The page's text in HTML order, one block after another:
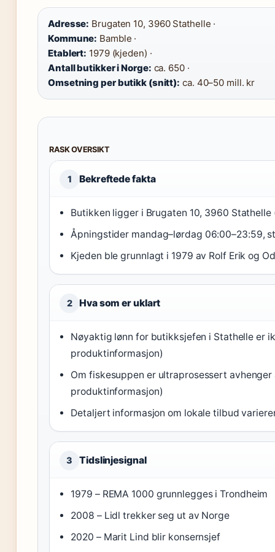
Adresse: Brugaten 10, 3960 Stathelle ·
Kommune: Bamble ·
Etablert: 1979 (kjeden) ·
Antall butikker i Norge: ca. 650 ·
Omsetning per butikk (snitt): ca. 40–50 mill. kr
RASK OVERSIKT
1 Bekreftede fakta
Butikken ligger i Brugaten 10, 3960 Stathelle
Åpningstider mandag–lørdag 06:00–23:59,
Kjeden ble grunnlagt i 1979 av Rolf Erik og
2 Hva som er uklart
Nøyaktig lønn for butikksjefen i Stathelle er
produktinformasjon)
Om fiskesuppen er ultraprosessert
produktinformasjon)
Detaljert informasjon om lokale tilbud
3 Tidslinjesignal
1979 – REMA 1000 grunnlegges i Trondheim
2008 – Lidl trekker seg ut av Norge
2020 – Marit Lind blir konsernsjef